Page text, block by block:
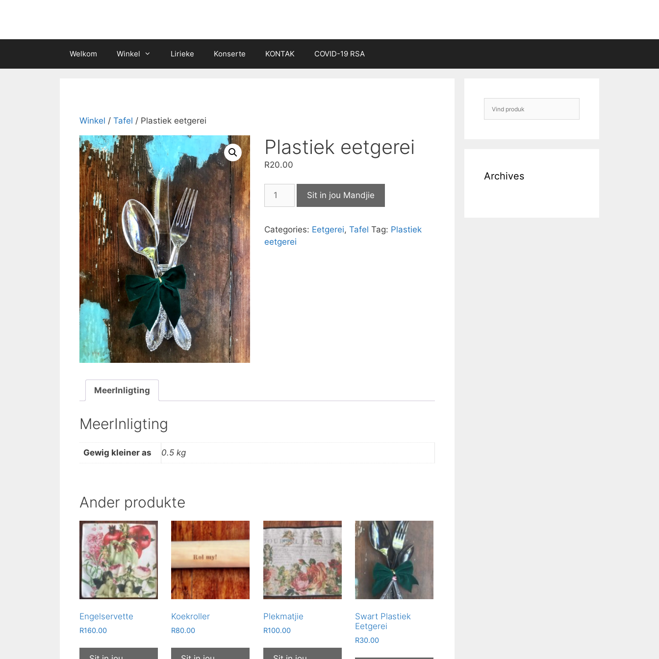
Welkom Winkel Lirieke Konserte KONTAK COVID-19 RSA
Winkel / Tafel / Plastiek eetgerei
Plastiek eetgerei
R20.00
eetgerei
Sit in jou Mandjie
Categories: Eetgerei, Tafel Tag: Plastiek
eetgerei
MeerInligting
MeerInligting
Gewig kleiner as 0.5 kg
Ander produkte
Engelservette
R160.00
Koekroller
R80.00
Plekmatjie
R100.00
Swart Plastiek
Eetgerei
R30.00
Archives